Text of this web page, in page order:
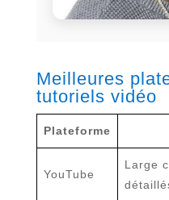
Meilleures
tutoriels vidéo
Plateforme
YouTube
Large